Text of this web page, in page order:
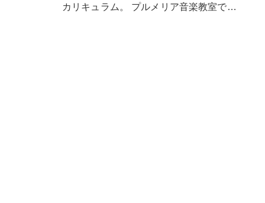
カリキュラム。 プルメリア音楽教室で…